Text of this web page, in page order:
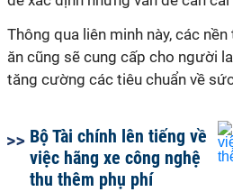
Thông qua liên minh này, các
ăn cũng sẽ cung cấp cho người
tăng cường các tiêu chuẩn về
Bộ Tài chính lên tiếng về
việc hãng xe công nghệ
thu thêm phụ phí